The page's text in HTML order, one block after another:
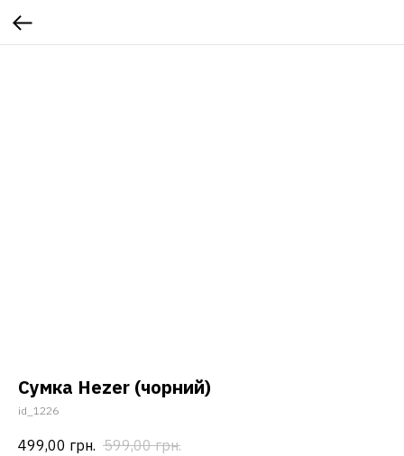
Сумка Hezer (чорний)
id_1226
499,00 грн. 599,00 грн.